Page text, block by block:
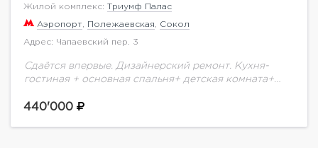
Жилой комплекс: Триумф Палас
Аэропорт Полежаевская Сокол
Адрес: Чапаевский пер. 3
Сдаётся впервые. Дизайнерский ремонт. Кухня-
гостиная + основная спальня+ детская комната+
укомплектована мебелью и бытовой техникой от
440'000